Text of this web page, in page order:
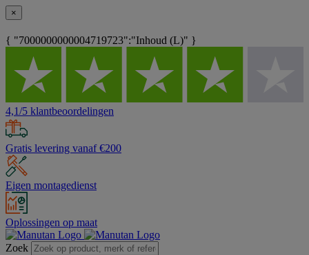
×
{ "7000000000004719723":"Inhoud (L)" }
4,1/5 klantbeoordelingen
Gratis levering vanaf €200
Eigen montagedienst
Oplossingen op maat
Zoek